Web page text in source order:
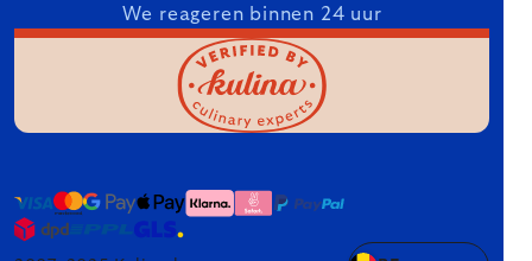
We reageren binnen 24 uur